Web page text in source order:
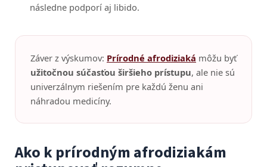
následne podporí aj libido.
Záver z výskumov: Prírodné afrodiziaká môžu byť
užitočnou súčasťou širšieho prístupu, ale nie sú
univerzálnym riešením pre každú ženu ani
náhradou medicíny.
Ako k prírodným afrodiziakám